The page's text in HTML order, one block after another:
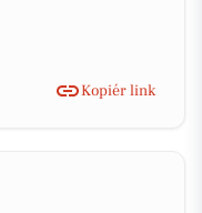
Kopiér link